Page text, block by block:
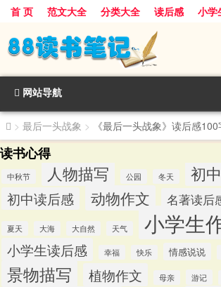
首 页 范文大全 分类大全 读后感 小学
景物描写
话题作文 人物描写
节日作文
网站导航
> 最后一头战象 > 《最后一头战象》读后感100
读书心得
中秋节 人物描写 公园 冬天 初
初中读后感 动物作文 名著读后
夏天 大海 大自然 天气 小学生
小学生读后感 幸福 快乐 情感说说
景物描写 植物作文 母亲 游记